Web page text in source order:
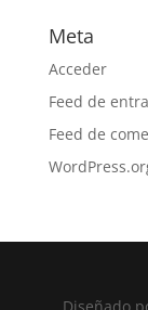
Meta
Acceder
Feed de
Feed de